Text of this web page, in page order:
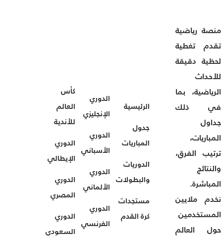
منصة رياضية
تقدم تغطية
لحظية دقيقة
للأحداث
الرياضية، بما
في ذلك
جداول
المباريات،
ترتيب الفرق،
والنتائج
المباشرة.
نخدم ملايين
المستخدمين
حول العالم
الرئيسية
جدول
المباريات
الدوريات
والبطولات
مستجدات
كرة القدم
الدوري
الإنجليزي
الدوري
الأسباني
الدوري
الألماني
الدوري
الفرنسي
كأس
العالم
للأندية
الدوري
الإيطالي
الدوري
المصري
الدوري
السعودي